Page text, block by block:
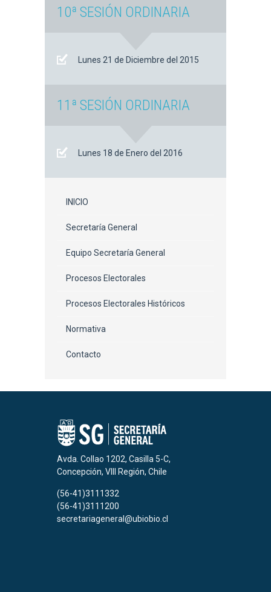
10ª SESIÓN ORDINARIA
Lunes 21 de Diciembre del 2015
11ª SESIÓN ORDINARIA
Lunes 18 de Enero del 2016
INICIO
Secretaría General
Equipo Secretaría General
Procesos Electorales
Procesos Electorales Históricos
Normativa
Contacto
Avda. Collao 1202, Casilla 5-C,
Concepción, VIII Región, Chile
(56-41)3111332
(56-41)3111200
secretariageneral@ubiobio.cl